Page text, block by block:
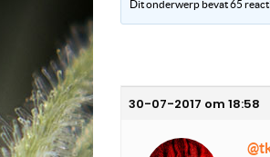
Dit onderwerp bevat 65
30-07-2017 om 18:58